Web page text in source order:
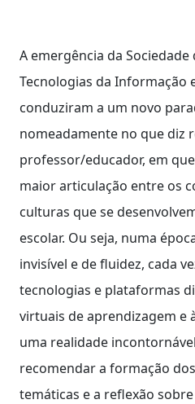
A emergência da
Tecnologias da Informação
conduziram a um novo
nomeadamente no que diz
professor/educador, em
maior articulação entre os
culturas que se
escolar. Ou seja, numa
invisível e de fluidez, cada
tecnologias e plataformas
virtuais de aprendizagem e
uma realidade
recomendar a formação
temáticas e a reflexão